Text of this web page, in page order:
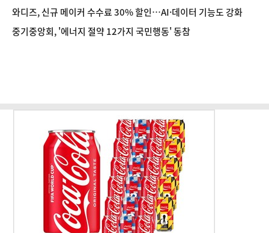
와디즈, 신규 메이커 수수료 30% 할인…AI·데이터 기능도 강화
중기중앙회, '에너지 절약 12가지 국민행동' 동참